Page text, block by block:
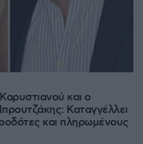
και ο
Καταγγέλλει
και πληρωμένους